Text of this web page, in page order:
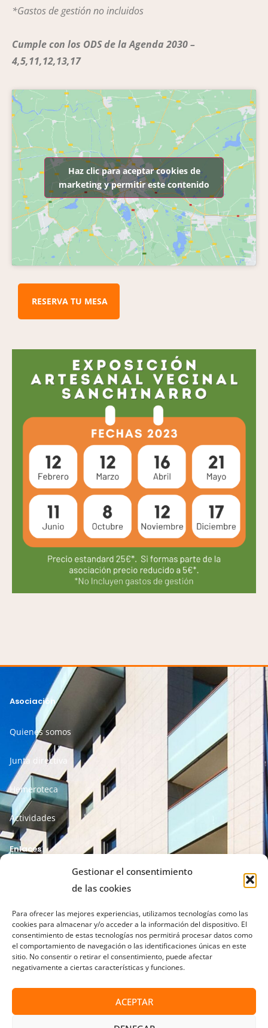
Gestionar el consentimiento
de las cookies
Para ofrecer las mejores experiencias, utilizamos tecnologías como las
cookies para almacenar y/o acceder a la información del dispositivo. El
consentimiento de estas tecnologías nos permitirá procesar datos como
el comportamiento de navegación o las identificaciones únicas en este
sitio. No consentir o retirar el consentimiento, puede afectar
negativamente a ciertas características y funciones.
ACEPTAR
*Gastos de gestión no incluidos
Cumple con los ODS de la Agenda 2030 –
4,5,11,12,13,17
Haz clic para aceptar cookies de
marketing y permitir este contenido
RESERVA TU MESA
Asociación
Quienes somos
Junta directiva
Hemeroteca
Actividades
Enlaces
Política de privacidad
Política de cookies
Términos y condiciones